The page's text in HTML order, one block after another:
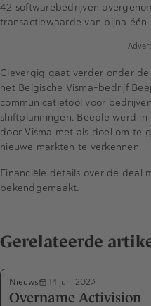
42 softwarebedrijven
transactiewaarde van bijna één
Clevergig gaat verder onder
het Belgische Visma-bedrijf
communicatietool voor
shiftplanningen. Beeple werd
door Visma met als doel om te
nieuwe markten te verkennen.
Financiële details over de deal
bekendgemaakt.
Gerelateerde
Nieuws 14 juni 2023
Overname Activision